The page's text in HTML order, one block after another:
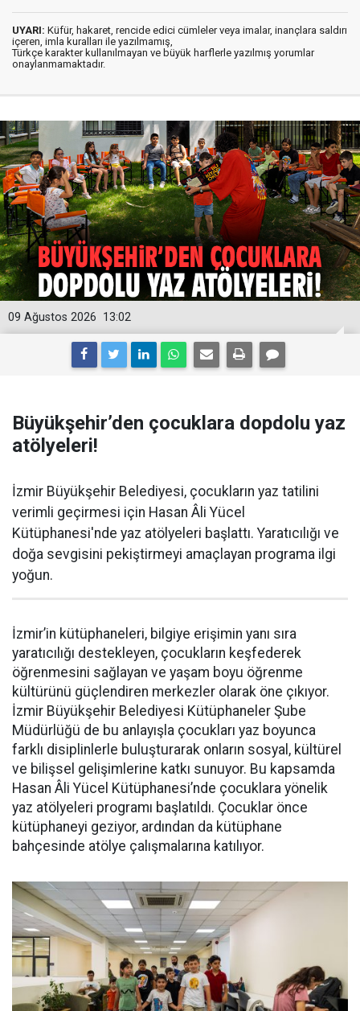
UYARI: Küfür, hakaret, rencide edici cümleler veya imalar, inançlara saldırı
içeren, imla kuralları ile yazılmamış,
Türkçe karakter kullanılmayan ve büyük harflerle yazılmış yorumlar
onaylanmamaktadır.
13:02
09 Ağustos 2026
Büyükşehir’den çocuklara dopdolu yaz
atölyeleri!
İzmir Büyükşehir Belediyesi, çocukların yaz tatilini
verimli geçirmesi için Hasan Âli Yücel
Kütüphanesi'nde yaz atölyeleri başlattı. Yaratıcılığı ve
doğa sevgisini pekiştirmeyi amaçlayan programa ilgi
yoğun.
İzmir’in kütüphaneleri, bilgiye erişimin yanı sıra
yaratıcılığı destekleyen, çocukların keşfederek
öğrenmesini sağlayan ve yaşam boyu öğrenme
kültürünü güçlendiren merkezler olarak öne çıkıyor.
İzmir Büyükşehir Belediyesi Kütüphaneler Şube
Müdürlüğü de bu anlayışla çocukları yaz boyunca
farklı disiplinlerle buluşturarak onların sosyal, kültürel
ve bilişsel gelişimlerine katkı sunuyor. Bu kapsamda
Hasan Âli Yücel Kütüphanesi’nde çocuklara yönelik
yaz atölyeleri programı başlatıldı. Çocuklar önce
kütüphaneyi geziyor, ardından da kütüphane
bahçesinde atölye çalışmalarına katılıyor.